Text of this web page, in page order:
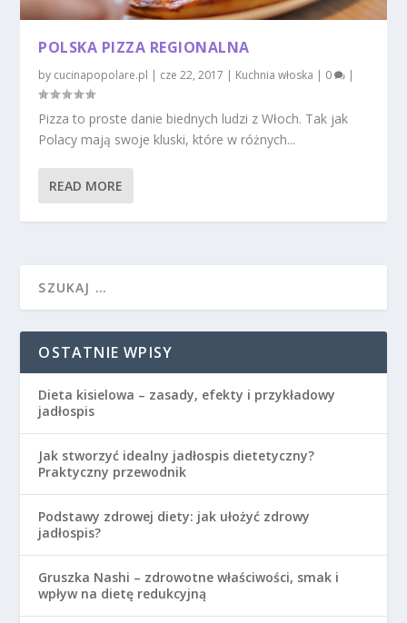
POLSKA PIZZA REGIONALNA
by cucinapopolare.pl | cze 22, 2017 | Kuchnia włoska | 0 |
Pizza to proste danie biednych ludzi z Włoch. Tak jak
Polacy mają swoje kluski, które w różnych...
READ MORE
OSTATNIE WPISY
Dieta kisielowa – zasady, efekty i przykładowy
jadłospis
Jak stworzyć idealny jadłospis dietetyczny?
Praktyczny przewodnik
Podstawy zdrowej diety: jak ułożyć zdrowy
jadłospis?
Gruszka Nashi – zdrowotne właściwości, smak i
wpływ na dietę redukcyjną